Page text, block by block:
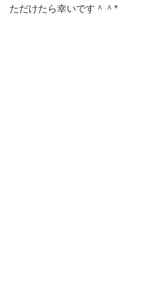
ただけたら幸いです＾＾*